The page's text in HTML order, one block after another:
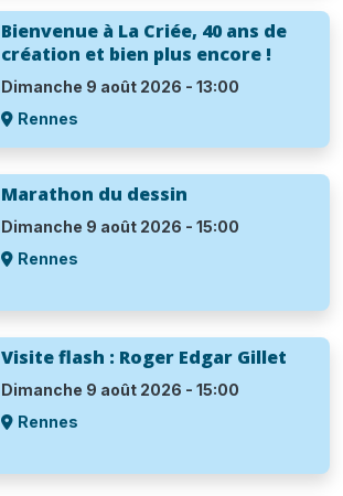
Bienvenue à La Criée, 40 ans de
création et bien plus encore !
Dimanche 9 août 2026 - 13:00
Rennes
Marathon du dessin
Dimanche 9 août 2026 - 15:00
Rennes
Visite flash : Roger Edgar Gillet
Dimanche 9 août 2026 - 15:00
Rennes